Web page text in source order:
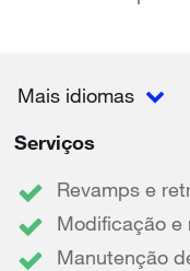
Mais idiomas
Serviços
Revamps e
Modificação e
Manutenção